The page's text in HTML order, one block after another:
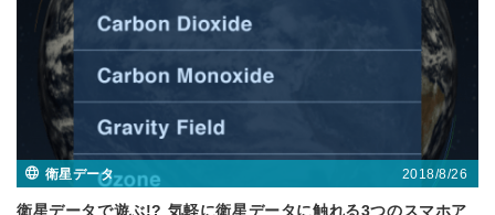
衛星データ 2018/8/26
衛星データで遊ぶ!? 気軽に衛星データに触れる3つのスマホア